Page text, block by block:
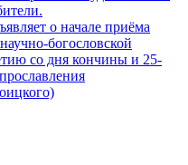
о начале приёма
богословской
со дня кончины и 25-